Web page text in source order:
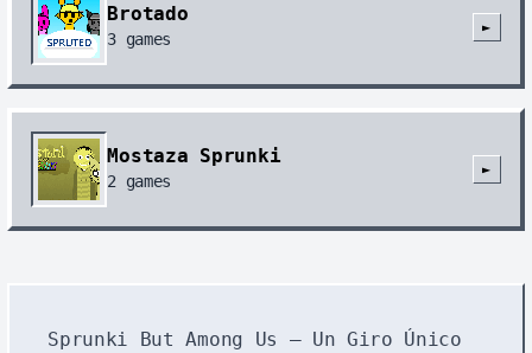
Brotado
3 games
►
Mostaza Sprunki
2 games
►
Sprunki But Among Us – Un Giro Único